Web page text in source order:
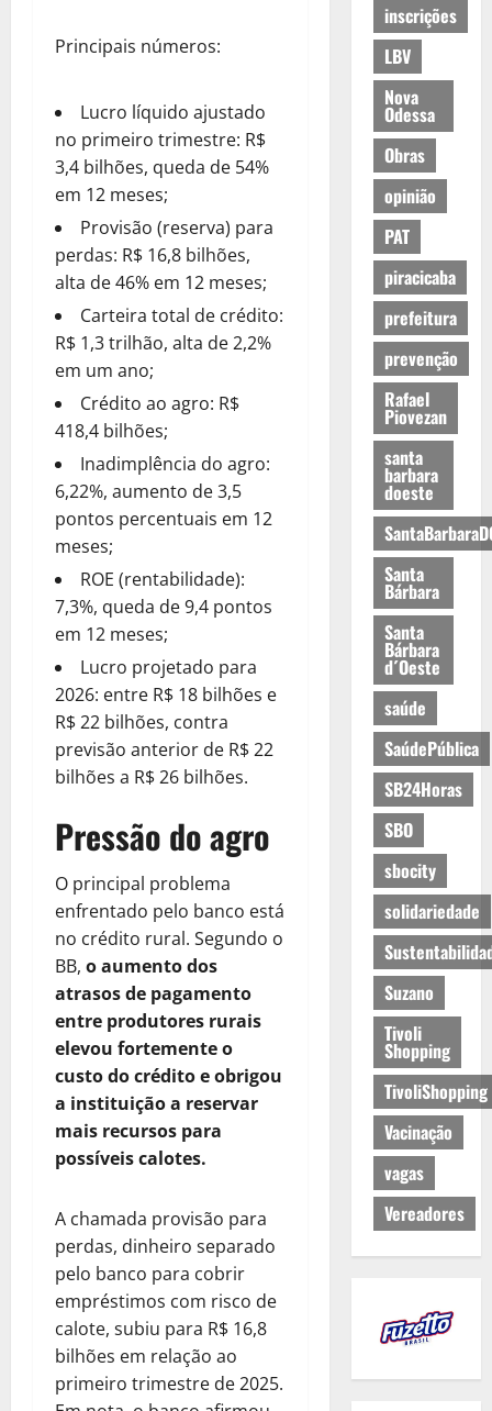
Principais números:
Lucro líquido ajustado
no primeiro trimestre: R$
3,4 bilhões, queda de 54%
em 12 meses;
Provisão (reserva) para
perdas: R$ 16,8 bilhões,
alta de 46% em 12 meses;
Carteira total de crédito:
R$ 1,3 trilhão, alta de 2,2%
em um ano;
Crédito ao agro: R$
418,4 bilhões;
Inadimplência do agro:
6,22%, aumento de 3,5
pontos percentuais em 12
meses;
ROE (rentabilidade):
7,3%, queda de 9,4 pontos
em 12 meses;
Lucro projetado para
2026: entre R$ 18 bilhões e
R$ 22 bilhões, contra
previsão anterior de R$ 22
bilhões a R$ 26 bilhões.
Pressão do agro
O principal problema
enfrentado pelo banco está
no crédito rural. Segundo o
BB, o aumento dos
atrasos de pagamento
entre produtores rurais
elevou fortemente o
custo do crédito e obrigou
a instituição a reservar
mais recursos para
possíveis calotes.
A chamada provisão para
perdas, dinheiro separado
pelo banco para cobrir
empréstimos com risco de
calote, subiu para R$ 16,8
bilhões em relação ao
primeiro trimestre de 2025.
inscrições
LBV
Nova
Odessa
Obras
opinião
PAT
piracicaba
prefeitura
prevenção
Rafael
Piovezan
santa
barbara
doeste
Santa
Bárbara
Santa
Bárbara
d´Oeste
saúde
SaúdePública
SB24Horas
SBO
sbocity
solidariedade
Suzano
Tivoli
Shopping
TivoliShopping
Vacinação
vagas
Vereadores